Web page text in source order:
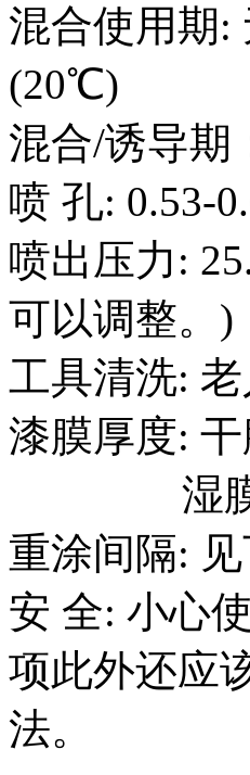
混合使用期:
(20℃)
混合/诱导期
喷 孔: 0.53-
喷出压力:
可以调整。)
工具清洗:
漆膜厚度:
湿膜：
重涂间隔:
安 全: 小心
项此外还应
法。